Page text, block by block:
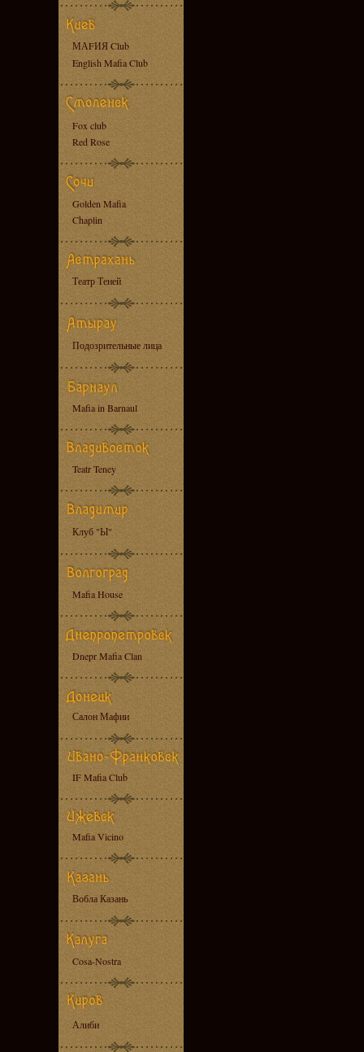
МАFИЯ Club
English Mafia Club
Fox club
Red Rose
Golden Mafia
Chaplin
Театр Теней
Подозрительные лица
Mafia in Barnaul
Teatr Teney
Клуб "Ы"
Mafia House
Dnepr Mafia Clan
Салон Мафии
IF Mafia Club
Mafia Vicino
Вобла Казань
Cosa-Nostra
Алиби